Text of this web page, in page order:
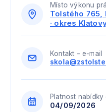
Místo výkonu
Tolstého 765,
· okres
Kontakt – e-mail
Platnost nabídky
04/09/2026